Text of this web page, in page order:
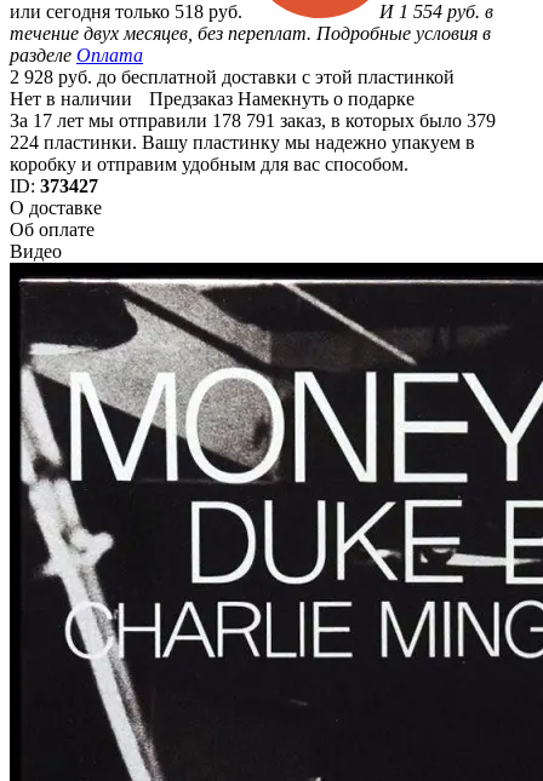
или сегодня только 518 руб.
И 1 554 руб. в
течение двух месяцев, без переплат. Подробные условия в
разделе Оплата
2 928 руб. до бесплатной доставки с этой пластинкой
Нет в наличии
Предзаказ Намекнуть о подарке
За 17 лет мы отправили 178 791 заказ, в которых было 379
224 пластинки. Вашу пластинку мы надежно упакуем в
коробку и отправим удобным для вас способом.
ID: 373427
О доставке
Об оплате
Видео